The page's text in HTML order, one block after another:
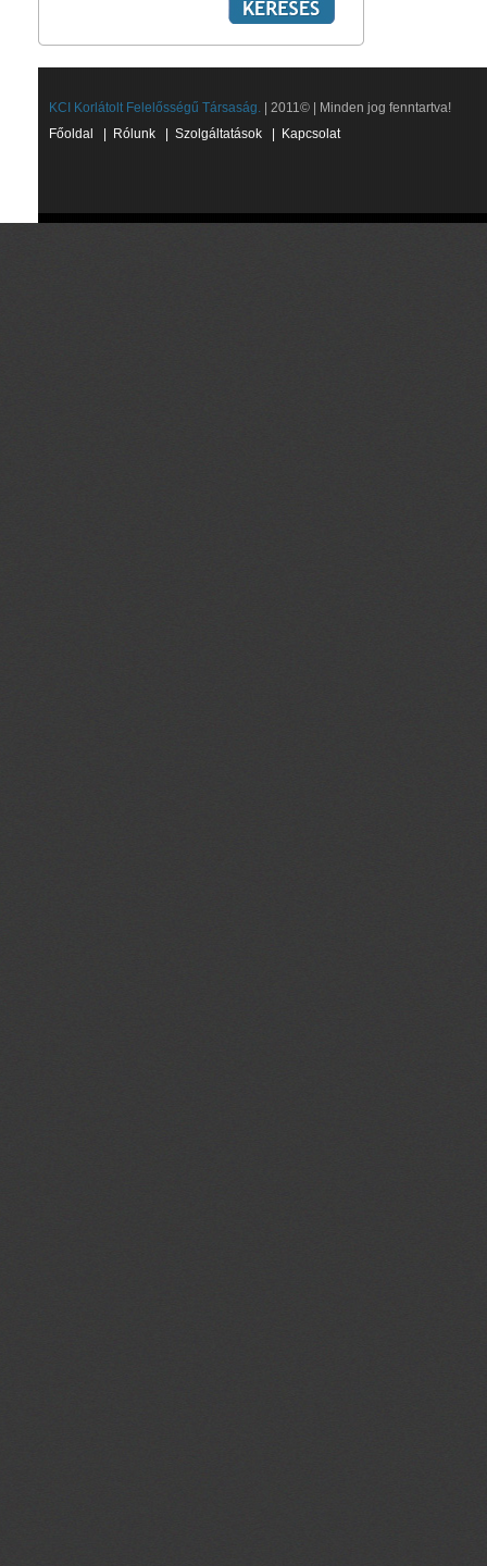
KCI Korlátolt Felelősségű Társaság. | 2011© | Minden jog fenntartva!
Főoldal
Rólunk Szolgáltatások Kapcsolat